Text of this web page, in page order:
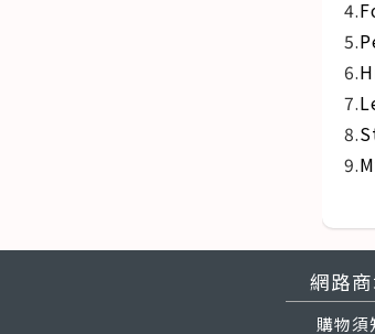
4.
5.
6.
7.
8.
9.
網路
購物須